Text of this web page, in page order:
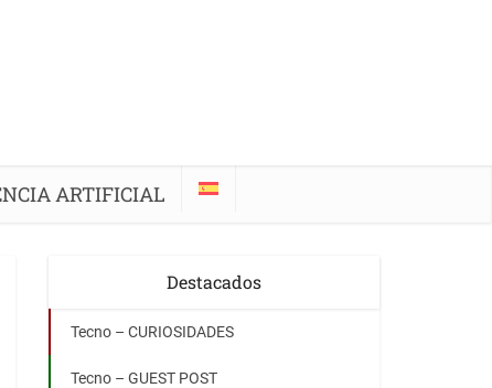
ARTIFICIAL
Destacados
Tecno – CURIOSIDADES
Tecno – GUEST POST